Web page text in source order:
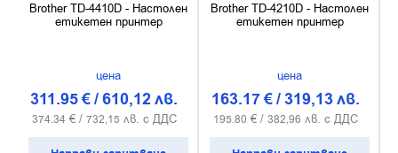
Brother TD-4410D - Настолен
етикетен принтер
цена
311.95€/610,12лв.
374.34 € / 732,15 лв. с ДДС
Brother TD-4210D - Настолен
етикетен принтер
цена
163.17€/319,13лв.
195.80 € / 382,96 лв. с ДДС